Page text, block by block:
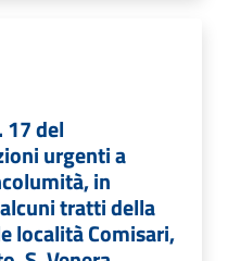
17 del
urgenti a
in
tratti della
località Comisari,